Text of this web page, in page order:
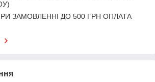
ЗАМОВЛЕННІ ДО 500 ГРН ОПЛАТА